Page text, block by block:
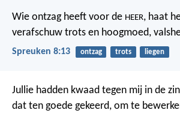
Wie ontzag heeft voor de HEER, haat
verafschuw trots en hoogmoed,
Spreuken 8:13 ontzag trots liegen
Jullie hadden kwaad tegen mij in de
dat ten goede gekeerd, om te